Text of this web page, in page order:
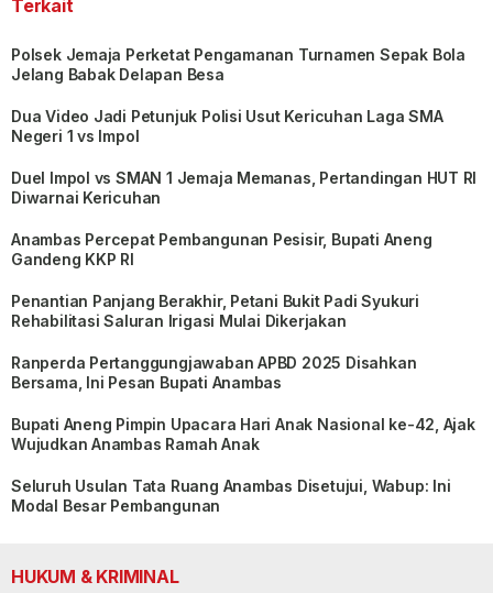
Terkait
Polsek Jemaja Perketat Pengamanan Turnamen Sepak Bola
Jelang Babak Delapan Besa
Dua Video Jadi Petunjuk Polisi Usut Kericuhan Laga SMA
Negeri 1 vs Impol
Duel Impol vs SMAN 1 Jemaja Memanas, Pertandingan HUT RI
Diwarnai Kericuhan
Anambas Percepat Pembangunan Pesisir, Bupati Aneng
Gandeng KKP RI
Penantian Panjang Berakhir, Petani Bukit Padi Syukuri
Rehabilitasi Saluran Irigasi Mulai Dikerjakan
Ranperda Pertanggungjawaban APBD 2025 Disahkan
Bersama, Ini Pesan Bupati Anambas
Bupati Aneng Pimpin Upacara Hari Anak Nasional ke-42, Ajak
Wujudkan Anambas Ramah Anak
Seluruh Usulan Tata Ruang Anambas Disetujui, Wabup: Ini
Modal Besar Pembangunan
HUKUM & KRIMINAL